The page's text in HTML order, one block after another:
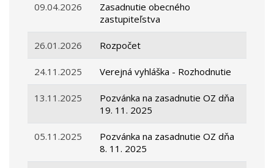
09.04.2026
Zasadnutie obecného
zastupiteľstva
26.01.2026 Rozpočet
24.11.2025 Verejná vyhláška - Rozhodnutie
13.11.2025
Pozvánka na zasadnutie OZ dňa
19. 11. 2025
05.11.2025
Pozvánka na zasadnutie OZ dňa
8. 11. 2025